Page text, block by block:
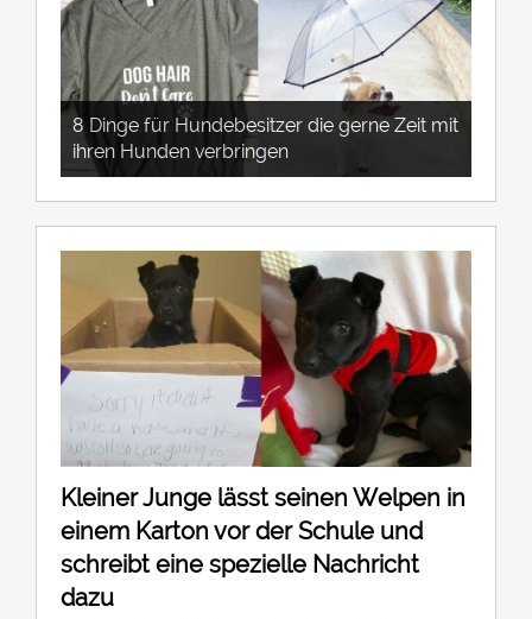
8 Dinge für Hundebesitzer die gerne Zeit mit
ihren Hunden verbringen
Kleiner Junge lässt seinen Welpen in
einem Karton vor der Schule und
schreibt eine spezielle Nachricht
dazu